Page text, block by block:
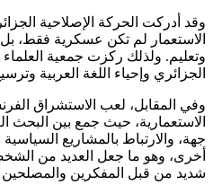
وقد أدركت الحركة الإصلاحية
الاستعمار لم تكن عسكرية فقط،
وتعليم. ولذلك ركزت جمعية العلماء
الجزائري وإحياء اللغة العربية
وفي المقابل، لعب الاستشراق
الاستعمارية، حيث جمع بين البحث
جهة، والارتباط بالمشاريع
أخرى، وهو ما جعل العديد من
شديد من قبل المفكرين والمصلحين